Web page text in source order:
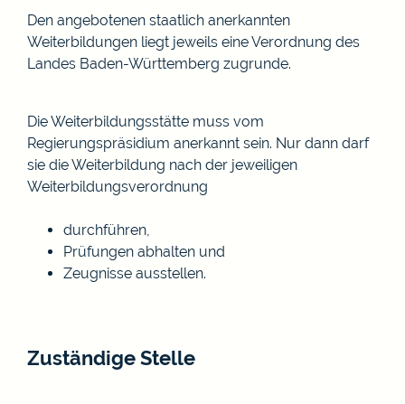
Den angebotenen staatlich anerkannten
Weiterbildungen liegt jeweils eine Verordnung des
Landes Baden-Württemberg zugrunde.
Die Weiterbildungsstätte muss vom
Regierungspräsidium anerkannt sein. Nur dann darf
sie die Weiterbildung nach der jeweiligen
Weiterbildungsverordnung
durchführen,
Prüfungen abhalten und
Zeugnisse ausstellen.
Zuständige Stelle